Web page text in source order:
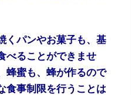
くパンやお菓子も、基
べることができませ
蜂蜜も、蜂が作るので
食事制限を行うことは